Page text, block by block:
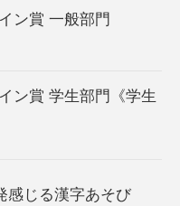
ン賞 一般部門
ン賞 学生部門《学生
感じる漢字あそび